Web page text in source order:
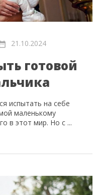
21.10.2024
готовой
испытать на себе
маленькому
в этот мир. Но с ...